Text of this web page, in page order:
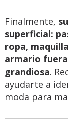
Finalmente,
superficial:
ropa,
armario
grandiosa.
ayudarte a
moda para